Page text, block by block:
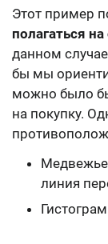
Этот пример
полагаться
данном
бы мы
можно было
на покупку.
Медвежье
линия